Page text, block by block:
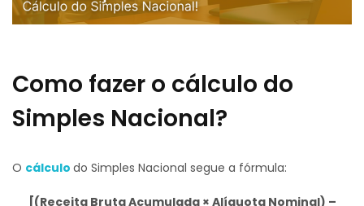
Como fazer o cálculo do
Simples Nacional?
O cálculo do Simples Nacional segue a fórmula:
[(Receita Bruta Acumulada × Alíquota Nominal) –